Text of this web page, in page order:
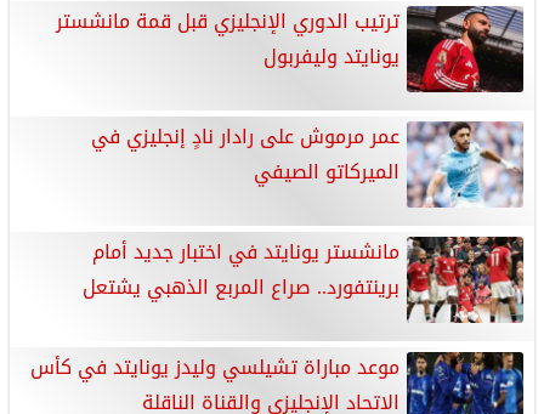
ترتيب الدوري الإنجليزي قبل قمة مانشستر
يونايتد وليفربول
عمر مرموش على رادار نادٍ إنجليزي في
الميركاتو الصيفي
مانشستر يونايتد في اختبار جديد أمام
برينتفورد.. صراع المربع الذهبي يشتعل
موعد مباراة تشيلسي وليدز يونايتد في كأس
الاتحاد الإنجليزي والقناة الناقلة